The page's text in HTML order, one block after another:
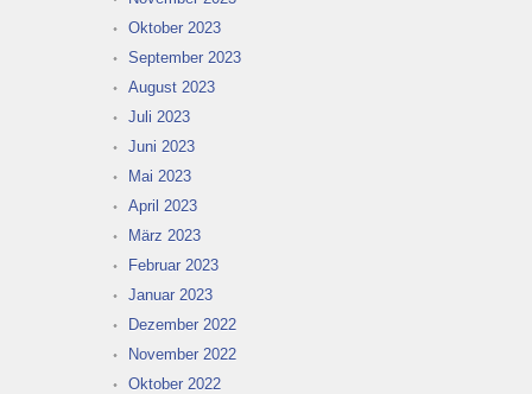
Oktober 2023
September 2023
August 2023
Juli 2023
Juni 2023
Mai 2023
April 2023
März 2023
Februar 2023
Januar 2023
Dezember 2022
November 2022
Oktober 2022